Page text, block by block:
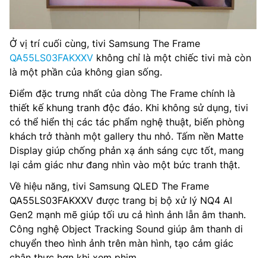
Ở vị trí cuối cùng, tivi Samsung The Frame
QA55LS03FAKXXV không chỉ là một chiếc tivi mà còn
là một phần của không gian sống.
Điểm đặc trưng nhất của dòng The Frame chính là
thiết kế khung tranh độc đáo. Khi không sử dụng, tivi
có thể hiển thị các tác phẩm nghệ thuật, biến phòng
khách trở thành một gallery thu nhỏ. Tấm nền Matte
Display giúp chống phản xạ ánh sáng cực tốt, mang
lại cảm giác như đang nhìn vào một bức tranh thật.
Về hiệu năng, tivi Samsung QLED The Frame
QA55LS03FAKXXV được trang bị bộ xử lý NQ4 AI
Gen2 mạnh mẽ giúp tối ưu cả hình ảnh lẫn âm thanh.
Công nghệ Object Tracking Sound giúp âm thanh di
chuyển theo hình ảnh trên màn hình, tạo cảm giác